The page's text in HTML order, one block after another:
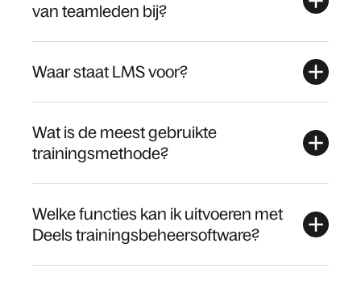
van teamleden bij?
Waar staat LMS voor?
Wat is de meest gebruikte
trainingsmethode?
Welke functies kan ik uitvoeren met
Deels trainingsbeheersoftware?